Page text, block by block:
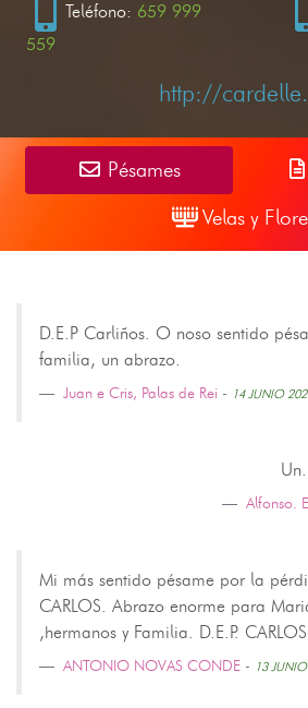
Teléfono: 659 999
559
http://
Pésames
Velas y
D.E.P Carliños. O noso sentido
familia, un abrazo.
Juan e Cris, Palas de Rei - 14 JUNIO
Alfonso.
Mi más sentido pésame por la
CARLOS. Abrazo enorme para
,hermanos y Familia. D.E.P. CARLOS
ANTONIO NOVAS CONDE - 13